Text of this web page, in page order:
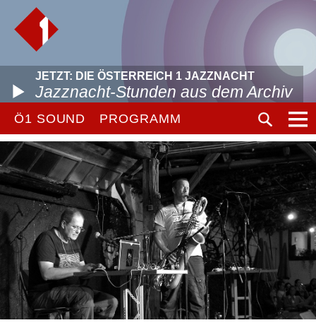
JETZT: DIE ÖSTERREICH 1 JAZZNACHT
Jazznacht-Stunden aus dem Archiv
Ö1 SOUND PROGRAMM